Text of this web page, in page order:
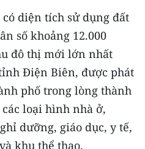
và Tây
diện tích sử dụng đất
số khoảng 12.000
đô thị mới lớn nhất
Điện Biên, được phát
phố trong lòng thành
loại hình nhà ở,
dưỡng, giáo dục, y tế,
khu thể thao.